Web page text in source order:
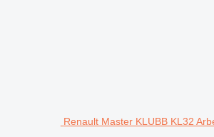
Renault Master KLUBB KL32